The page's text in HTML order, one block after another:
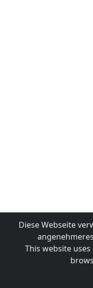
Diese Webseite
This website